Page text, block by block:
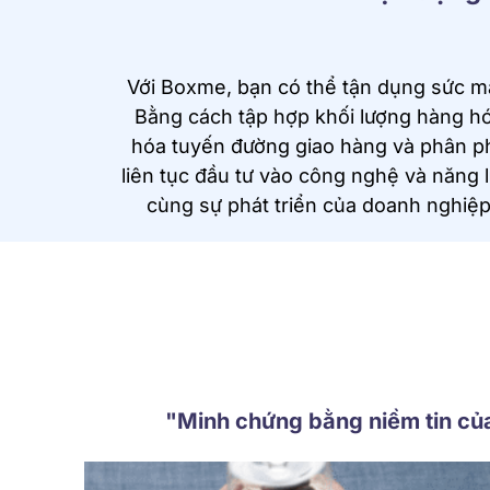
Với Boxme, bạn có thể tận dụng sức
Bằng cách tập hợp khối lượng hàng
hóa tuyến đường giao hàng và phân
liên tục đầu tư vào công nghệ và
cùng sự phát triển của doanh
"Minh chứng bằng niềm tin